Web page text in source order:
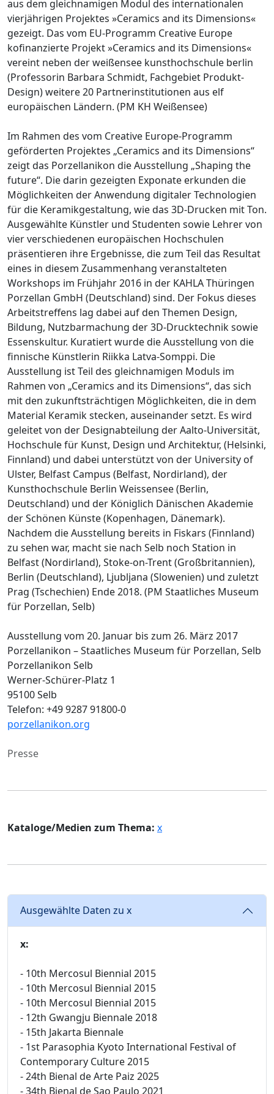
aus dem gleichnamigen Modul des internationalen
vierjährigen Projektes »Ceramics and its Dimensions«
gezeigt. Das vom EU-Programm Creative Europe
kofinanzierte Projekt »Ceramics and its Dimensions«
vereint neben der weißensee kunsthochschule berlin
(Professorin Barbara Schmidt, Fachgebiet Produkt-
Design) weitere 20 Partnerinstitutionen aus elf
europäischen Ländern. (PM KH Weißensee)
Im Rahmen des vom Creative Europe-Programm
geförderten Projektes „Ceramics and its Dimensions“
zeigt das Porzellanikon die Ausstellung „Shaping the
future“. Die darin gezeigten Exponate erkunden die
Möglichkeiten der Anwendung digitaler Technologien
für die Keramikgestaltung, wie das 3D-Drucken mit Ton.
Ausgewählte Künstler und Studenten sowie Lehrer von
vier verschiedenen europäischen Hochschulen
präsentieren ihre Ergebnisse, die zum Teil das Resultat
eines in diesem Zusammenhang veranstalteten
Workshops im Frühjahr 2016 in der KAHLA Thüringen
Porzellan GmbH (Deutschland) sind. Der Fokus dieses
Arbeitstreffens lag dabei auf den Themen Design,
Bildung, Nutzbarmachung der 3D-Drucktechnik sowie
Essenskultur. Kuratiert wurde die Ausstellung von die
finnische Künstlerin Riikka Latva-Somppi. Die
Ausstellung ist Teil des gleichnamigen Moduls im
Rahmen von „Ceramics and its Dimensions“, das sich
mit den zukunftsträchtigen Möglichkeiten, die in dem
Material Keramik stecken, auseinander setzt. Es wird
geleitet von der Designabteilung der Aalto-Universität,
Hochschule für Kunst, Design und Architektur, (Helsinki,
Finnland) und dabei unterstützt von der University of
Ulster, Belfast Campus (Belfast, Nordirland), der
Kunsthochschule Berlin Weissensee (Berlin,
Deutschland) und der Königlich Dänischen Akademie
der Schönen Künste (Kopenhagen, Dänemark).
Nachdem die Ausstellung bereits in Fiskars (Finnland)
zu sehen war, macht sie nach Selb noch Station in
Belfast (Nordirland), Stoke-on-Trent (Großbritannien),
Berlin (Deutschland), Ljubljana (Slowenien) und zuletzt
Prag (Tschechien) Ende 2018. (PM Staatliches Museum
für Porzellan, Selb)
Ausstellung vom 20. Januar bis zum 26. März 2017
Porzellanikon – Staatliches Museum für Porzellan, Selb
Porzellanikon Selb
Werner-Schürer-Platz 1
95100 Selb
Telefon: +49 9287 91800-0
porzellanikon.org
Presse
Kataloge/Medien zum Thema: x
Ausgewählte Daten zu x
x:
- 10th Mercosul Biennial 2015
- 10th Mercosul Biennial 2015
- 10th Mercosul Biennial 2015
- 12th Gwangju Biennale 2018
- 15th Jakarta Biennale
- 1st Parasophia Kyoto International Festival of
Contemporary Culture 2015
- 24th Bienal de Arte Paiz 2025
- 34th Bienal de Sao Paulo 2021